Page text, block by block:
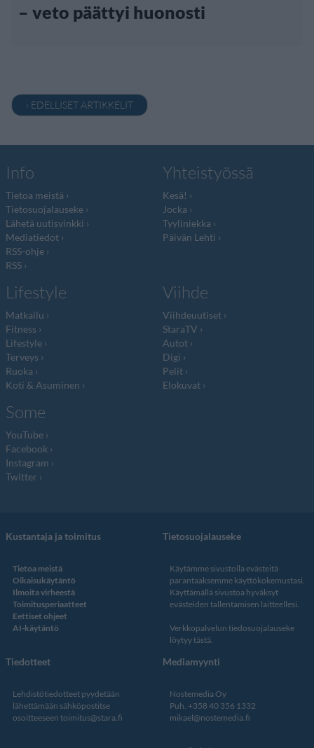
– veto päättyi huonosti
‹ EDELLISET ARTIKKELIT
Info
Tietoa meistä
Tietosuojalauseke
Lähetä uutisvinkki
Mediatiedot
RSS-ohje
RSS
Yhteistyössä
Kesä!
Jocka
Tyyliniekka
Päivän Lehti
Lifestyle
Matkailu
Fitness
Lifestyle
Terveys
Ruoka
Koti & Asuminen
Viihde
Viihdeuutiset
StaraTV
Autot
Digi
Pelit
Elokuvat
Some
YouTube
Facebook
Instagram
Twitter
Kustantaja ja toimitus
Tietoa meistä
Oikaisukäytäntö
Ilmoita virheestä
Toimitusperiaatteet
Eettiset ohjeet
AI-käytäntö
Tietosuojalauseke
Käytämme sivustolla evästeitä
parantaaksemme käyttökokemustasi.
Käyttämällä sivustoa hyväksyt
evästeiden tallentamisen laitteellesi.
Verkkopalvelun tiedosuojalauseke
löytyy tästä
Tiedotteet
Lehdistötiedotteet pyydetään
lähettämään sähköpostitse
osoitteeseen toimitus@stara.fi
Mediamyynti
Nostemedia Oy
Puh. +358 40 356 1332
mikael@nostemedia.fi